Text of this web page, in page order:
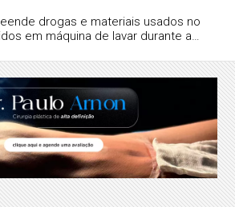
Ideb e registra o 5º maior crescimento
médio estadual no país